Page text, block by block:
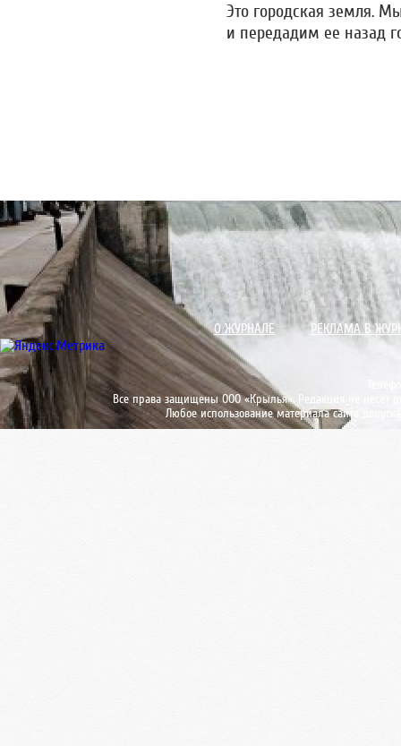
Это городская земля.
и передадим ее назад
О ЖУРНАЛЕ РЕКЛАМА В
Все права защищены ООО «Крылья». Редакция не несет
Любое использование материала сайта